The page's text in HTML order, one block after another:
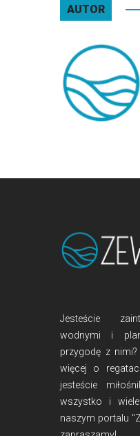
AUTOR
Jesteście
wodnymi i
przygodę z
więcej o
jesteście
wszystko i
naszym portalu